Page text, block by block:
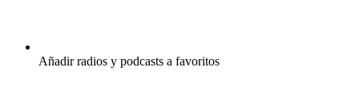
Añadir radios y podcasts a favoritos